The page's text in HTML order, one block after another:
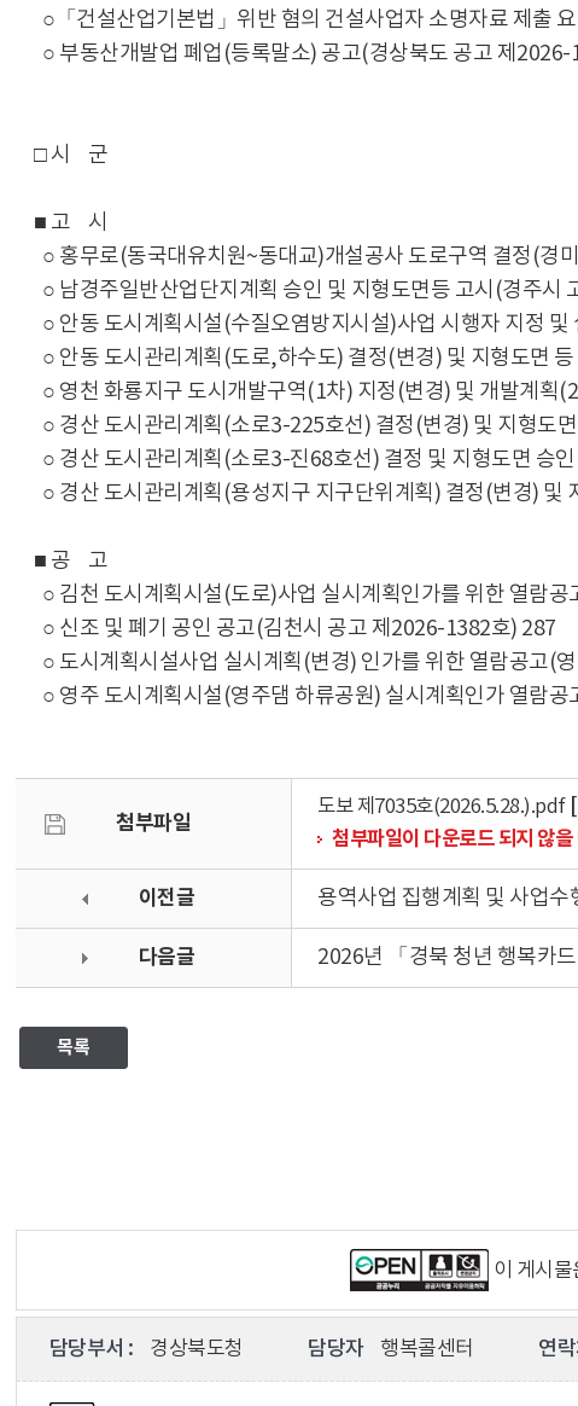
○「건설산업기본법」위반 혐의 건설사업자 소명자료 제출
○ 부동산개발업 폐업(등록말소) 공고(경상북도 공고 제
□ 시 군
■ 고 시
○ 홍무로(동국대유치원~동대교)개설공사 도로구역 결정(경
○ 남경주일반산업단지계획 승인 및 지형도면등 고시(경주시
○ 안동 도시계획시설(수질오염방지시설)사업 시행자 지정
○ 안동 도시관리계획(도로,하수도) 결정(변경) 및 지형도면
○ 영천 화룡지구 도시개발구역(1차) 지정(변경) 및 개발계획
○ 경산 도시관리계획(소로3-225호선) 결정(변경) 및 지형도
○ 경산 도시관리계획(소로3-진68호선) 결정 및 지형도면 승
○ 경산 도시관리계획(용성지구 지구단위계획) 결정(변경)
■ 공 고
○ 김천 도시계획시설(도로)사업 실시계획인가를 위한 열람
○ 신조 및 폐기 공인 공고(김천시 공고 제2026-1382호) 287
○ 도시계획시설사업 실시계획(변경) 인가를 위한 열람공고(
○ 영주 도시계획시설(영주댐 하류공원) 실시계획인가 열람
첨부파일
도보 제7035호(2026.5.28.).pdf
첨부파일이 다운로드 되지 않을
이전글 용역사업 집행계획 및 사업
다음글 2026년 「경북 청년 행복카
목록
이 게시물
담당부서 : 경상북도청 담당자 행복콜센터 연